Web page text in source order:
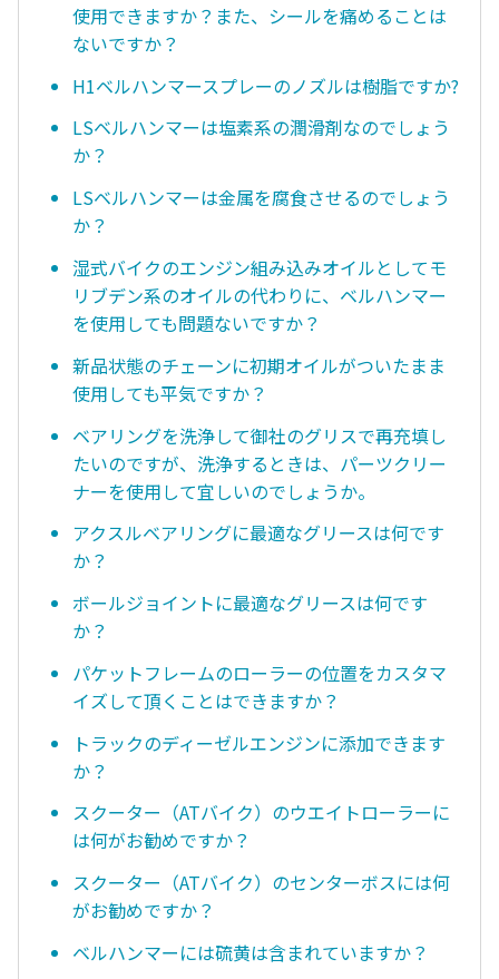
使用できますか？また、シールを痛めることは
ないですか？
H1ベルハンマースプレーのノズルは樹脂ですか?
LSベルハンマーは塩素系の潤滑剤なのでしょう
か？
LSベルハンマーは金属を腐食させるのでしょう
か？
湿式バイクのエンジン組み込みオイルとしてモ
リブデン系のオイルの代わりに、ベルハンマー
を使用しても問題ないですか？
新品状態のチェーンに初期オイルがついたまま
使用しても平気ですか？
ベアリングを洗浄して御社のグリスで再充填し
たいのですが、洗浄するときは、パーツクリー
ナーを使用して宜しいのでしょうか。
アクスルベアリングに最適なグリースは何です
か？
ボールジョイントに最適なグリースは何です
か？
パケットフレームのローラーの位置をカスタマ
イズして頂くことはできますか？
トラックのディーゼルエンジンに添加できます
か？
スクーター（ATバイク）のウエイトローラーに
は何がお勧めですか？
スクーター（ATバイク）のセンターボスには何
がお勧めですか？
ベルハンマーには硫黄は含まれていますか？